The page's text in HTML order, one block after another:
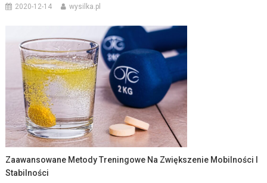
2020-12-14 wysilka.pl
Zaawansowane Metody Treningowe Na Zwiększenie Mobilności I
Stabilności